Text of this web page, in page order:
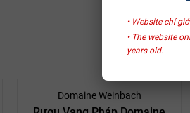
• Website chỉ
• The website
years old.
Domaine Weinbach